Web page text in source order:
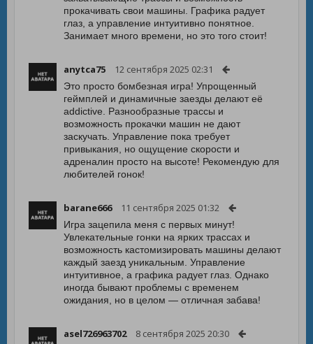
прокачивать свои машины. Графика радует
глаз, а управление интуитивно понятное.
Занимает много времени, но это того стоит!
anytca75 12 сентября 2025 02:31
Это просто бомбезная игра! Упрощенный
геймплей и динамичные заезды делают её
addictive. Разнообразные трассы и
возможность прокачки машин не дают
заскучать. Управление пока требует
привыкания, но ощущение скорости и
адреналин просто на высоте! Рекомендую для
любителей гонок!
barane666 11 сентября 2025 01:32
Игра зацепила меня с первых минут!
Увлекательные гонки на ярких трассах и
возможность кастомизировать машины делают
каждый заезд уникальным. Управление
интуитивное, а графика радует глаз. Однако
иногда бывают проблемы с временем
ожидания, но в целом — отличная забава!
asel726963702 8 сентября 2025 20:30